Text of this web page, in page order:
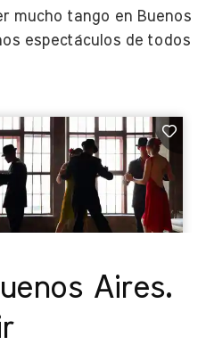
mucho tango en Buenos
espectáculos de todos
Aires.